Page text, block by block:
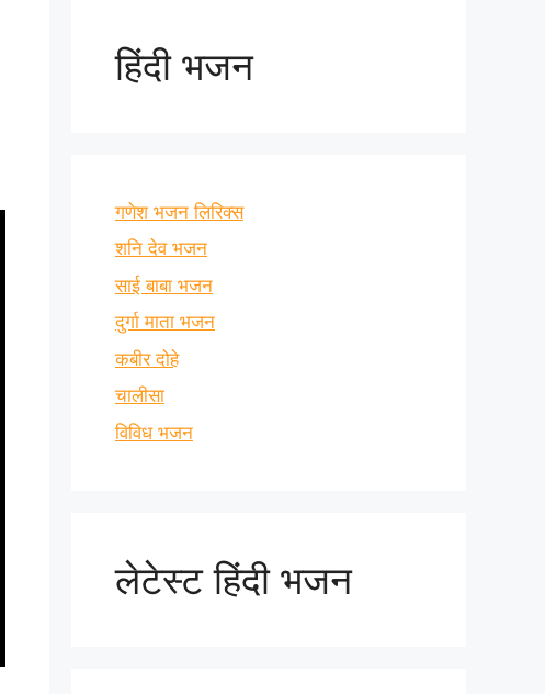
हिंदी भजन
गणेश भजन लिरिक्स
शनि देव भजन
साई बाबा भजन
दुर्गा माता भजन
कबीर दोहे
चालीसा
विविध भजन
लेटेस्ट हिंदी भजन